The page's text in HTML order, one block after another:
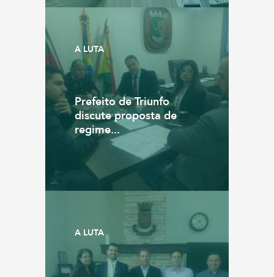
A LUTA
Prefeito de Triunfo
discute proposta de
regime...
A LUTA